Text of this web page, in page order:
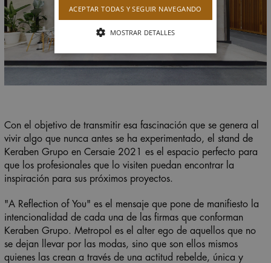
Con el objetivo de transmitir esa fascinación que se genera al
vivir algo que nunca antes se ha experimentado, el stand de
Keraben Grupo en Cersaie 2021 es el espacio perfecto para
que los profesionales que lo visiten puedan encontrar la
inspiración para sus próximos proyectos.
"A Reflection of You" es el mensaje que pone de manifiesto la
intencionalidad de cada una de las firmas que conforman
Keraben Grupo. Metropol es el alter ego de aquellos que no
se dejan llevar por las modas, sino que son ellos mismos
quienes las crean a través de una actitud rebelde, única y
ACEPTAR TODAS Y SEGUIR NAVEGANDO
MOSTRAR DETALLES